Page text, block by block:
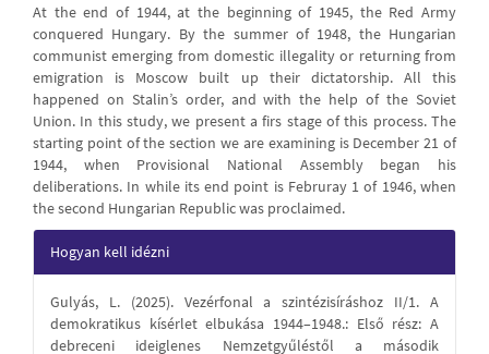
At the end of 1944, at the beginning of 1945, the Red Army
conquered Hungary. By the summer of 1948, the Hungarian
communist emerging from domestic illegality or returning from
emigration is Moscow built up their dictatorship. All this
happened on Stalin’s order, and with the help of the Soviet
Union. In this study, we present a firs stage of this process. The
starting point of the section we are examining is December 21 of
1944, when Provisional National Assembly began his
deliberations. In while its end point is Februray 1 of 1946, when
the second Hungarian Republic was proclaimed.
Article
Details
Hogyan kell idézni
Gulyás, L. (2025). Vezérfonal a szintézisíráshoz II/1. A
demokratikus kísérlet elbukása 1944–1948.: Első rész: A
debreceni ideiglenes Nemzetgyűléstől a második